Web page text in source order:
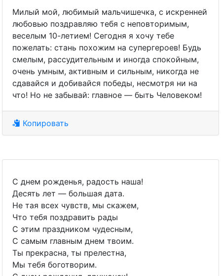
Милый мой, любимый мальчишечка, с искренней
любовью поздравляю тебя с неповторимым,
веселым 10-летием! Сегодня я хочу тебе
пожелать: стань похожим на супергероев! Будь
смелым, рассудительным и иногда спокойным,
очень умным, активным и сильным, никогда не
сдавайся и добивайся победы, несмотря ни на
что! Но не забывай: главное — быть Человеком!
Копировать
С днем рожденья, радость наша!
Десять лет — большая дата.
Не тая всех чувств, мы скажем,
Что тебя поздравить рады
С этим праздником чудесным,
С самым главным днем твоим.
Ты прекрасна, ты прелестна,
Мы тебя боготворим.